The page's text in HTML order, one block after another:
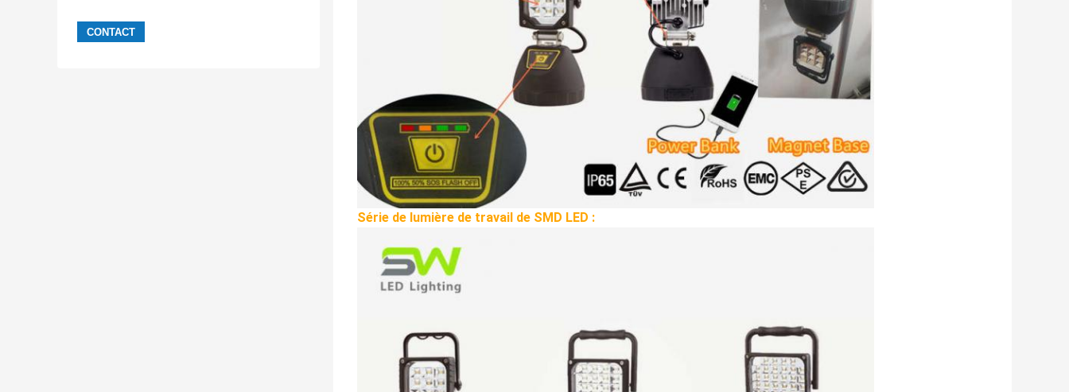
Série de lumière de travail de SMD LED :